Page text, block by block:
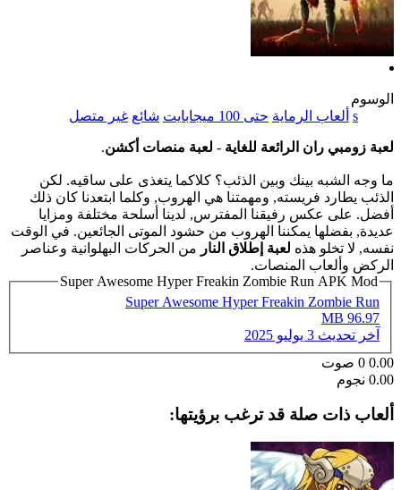
الوسوم
s ألعاب الرماية حتى 100 ميجابايت شائع غير متصل
لعبة زومبي ران الرائعة للغاية - لعبة منصات أكشن.
ما وجه الشبه بينك وبين الذئب؟ كلاكما يتغذى على ساقيه. لكن
الذئب يطارد فريسته, ومهمتنا هي الهروب, وكلما ابتعدنا كان ذلك
أفضل. على عكس رفيقنا المفترس, لدينا أسلحة مختلفة ومزايا
عديدة, بفضلها يمكننا الهروب من حشود الموتى الجائعين. في الوقت
نفسه, لا تخلو هذه لعبة إطلاق النار من الحركات البهلوانية وعناصر
الركض وألعاب المنصات.
Super Awesome Hyper Freakin Zombie Run APK Mod
Super Awesome Hyper Freakin Zombie Run
96.97 MB
آخر تحديث 3 يوليو 2025
0.00
0 صوت
0.00 نجوم
ألعاب ذات صلة قد ترغب برؤيتها: